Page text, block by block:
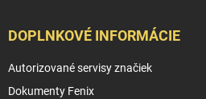
DOPLNKOVÉ INFORMÁCIE
Autorizované servisy značiek
Dokumenty Fenix